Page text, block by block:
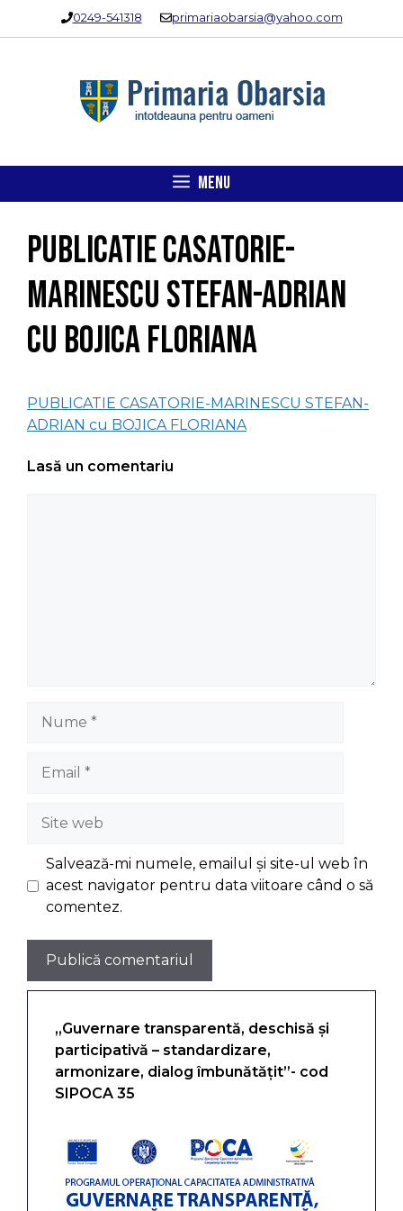
0249-541318 primariaobarsia@yahoo.com
MENU
PUBLICATIE CASATORIE-
MARINESCU STEFAN-ADRIAN
cu BOJICA FLORIANA
PUBLICATIE CASATORIE-MARINESCU STEFAN-
ADRIAN cu BOJICA FLORIANA
Lasă un comentariu
Site
web
Salvează-mi numele, emailul și site-ul web în
acest navigator pentru data viitoare când o să
comentez.
„Guvernare transparentă, deschisă și
participativă – standardizare,
armonizare, dialog îmbunătățit”- cod
SIPOCA 35